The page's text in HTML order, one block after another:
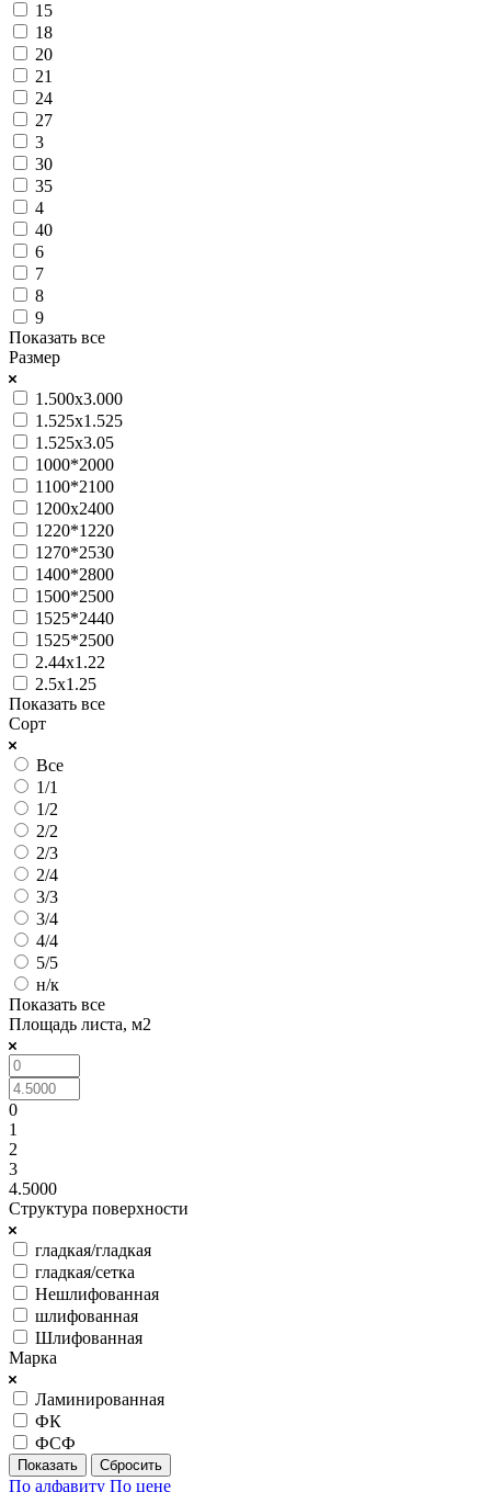
15
18
20
21
24
27
3
30
35
4
40
6
7
8
9
Показать все
Размер
1.500x3.000
1.525х1.525
1.525х3.05
1000*2000
1100*2100
1200х2400
1220*1220
1270*2530
1400*2800
1500*2500
1525*2440
1525*2500
2.44х1.22
2.5х1.25
Показать все
Сорт
Все
1/1
1/2
2/2
2/3
2/4
3/3
3/4
4/4
5/5
н/к
Показать все
Площадь листа, м2
0
1
2
3
4.5000
Структура поверхности
гладкая/гладкая
гладкая/сетка
Нешлифованная
шлифованная
Шлифованная
Марка
Ламинированная
ФК
ФСФ
Сбросить
По алфавиту По цене